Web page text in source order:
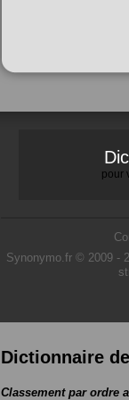
pour
Synonymo.fr © 2009 -
Dictionnaire
Classement par ordre